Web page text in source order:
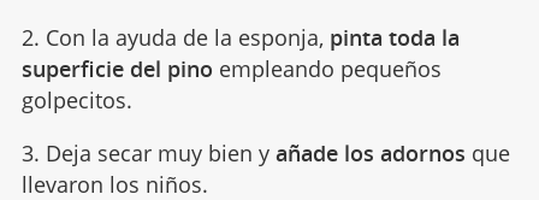
2. Con la ayuda de la esponja, pinta toda la
superficie del pino empleando pequeños
golpecitos.
3. Deja secar muy bien y añade los adornos que
llevaron los niños.